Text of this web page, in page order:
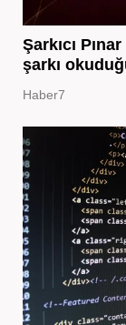
Şarkıcı
şarkı
Haber7